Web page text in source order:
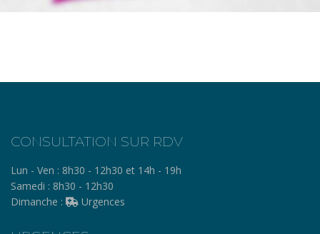
CONSULTATION SUR RDV
Lun - Ven : 8h30 - 12h30 et 14h - 19h
Samedi : 8h30 - 12h30
Dimanche :
Urgences